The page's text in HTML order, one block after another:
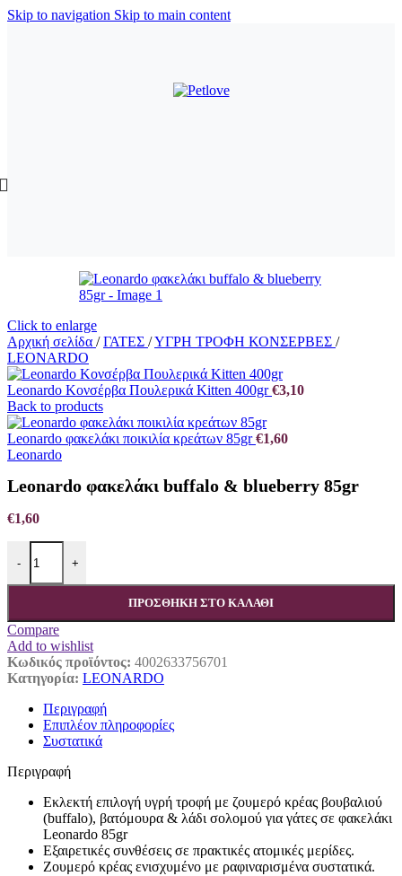
Skip to navigation Skip to main content
Click to enlarge
Αρχική σελίδα / ΓΑΤΕΣ /ΥΓΡΗ ΤΡΟΦΗ ΚΟΝΣΕΡΒΕΣ /
LEONARDO
Leonardo Κονσέρβα Πουλερικά Kitten 400gr€3,10
Back to products
Leonardo φακελάκι ποικιλία κρεάτων 85gr€1,60
Leonardo
Leonardo φακελάκι buffalo & blueberry 85gr
€1,60
-
Leonardo φακελάκι buffalo & blueberry 85gr ποσότητα
+
ΠΡΟΣΘΉΚΗ ΣΤΟ ΚΑΛΆΘΙ
Compare
Add to wishlist
Κωδικός προϊόντος: 4002633756701
Κατηγορία: LEONARDO
Περιγραφή
Επιπλέον πληροφορίες
Συστατικά
Περιγραφή
Εκλεκτή επιλογή υγρή τροφή με ζουμερό κρέας βουβαλιού
(buffalo), βατόμουρα & λάδι σολομού για γάτες σε φακελάκι
Leonardo 85gr
Εξαιρετικές συνθέσεις σε πρακτικές ατομικές μερίδες.
Ζουμερό κρέας ενισχυμένο με ραφιναρισμένα συστατικά.